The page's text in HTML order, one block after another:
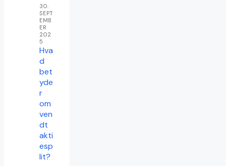
30.
SEPT
EMB
ER
202
5
Hva
d
bet
yde
r
om
ven
dt
akti
esp
lit?